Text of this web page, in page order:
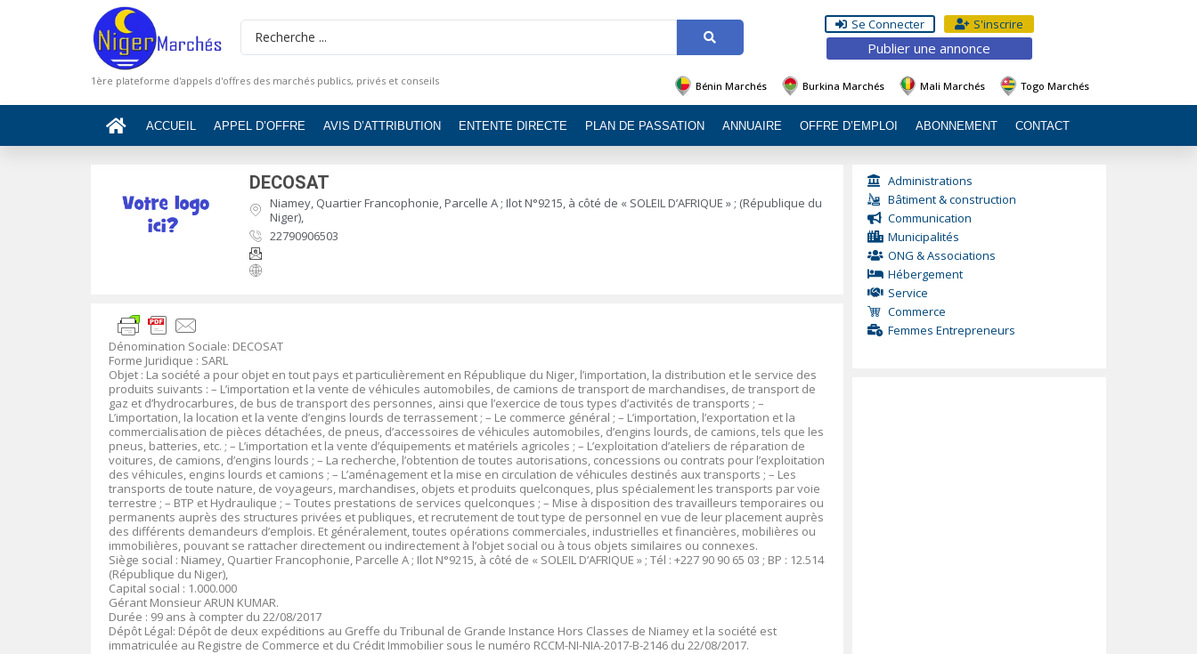
Se Connecter S'inscrire
Publier une annonce
1ère plateforme d'appels d'offres des marchés publics, privés et conseils Bénin Marchés Burkina Marchés Mali Marchés Togo Marchés
ACCUEIL APPEL D’OFFRE AVIS D’ATTRIBUTION ENTENTE DIRECTE PLAN DE PASSATION ANNUAIRE OFFRE D’EMPLOI ABONNEMENT CONTACT
DECOSAT
Niamey, Quartier Francophonie, Parcelle A ; Ilot N°9215, à côté de « SOLEIL D’AFRIQUE » ; (République du
Niger),
22790906503
Dénomination Sociale: DECOSAT
Forme Juridique : SARL
Objet : La société a pour objet en tout pays et particulièrement en République du Niger, l’importation, la distribution et le service des
produits suivants : – L’importation et la vente de véhicules automobiles, de camions de transport de marchandises, de transport de
gaz et d’hydrocarbures, de bus de transport des personnes, ainsi que l’exercice de tous types d’activités de transports ; –
L’importation, la location et la vente d’engins lourds de terrassement ; – Le commerce général ; – L’importation, l’exportation et la
commercialisation de pièces détachées, de pneus, d’accessoires de véhicules automobiles, d’engins lourds, de camions, tels que les
pneus, batteries, etc. ; – L’importation et la vente d’équipements et matériels agricoles ; – L’exploitation d’ateliers de réparation de
voitures, de camions, d’engins lourds ; – La recherche, l’obtention de toutes autorisations, concessions ou contrats pour l’exploitation
des véhicules, engins lourds et camions ; – L’aménagement et la mise en circulation de véhicules destinés aux transports ; – Les
transports de toute nature, de voyageurs, marchandises, objets et produits quelconques, plus spécialement les transports par voie
terrestre ; – BTP et Hydraulique ; – Toutes prestations de services quelconques ; – Mise à disposition des travailleurs temporaires ou
permanents auprès des structures privées et publiques, et recrutement de tout type de personnel en vue de leur placement auprès
des différents demandeurs d’emplois. Et généralement, toutes opérations commerciales, industrielles et financières, mobilières ou
immobilières, pouvant se rattacher directement ou indirectement à l’objet social ou à tous objets similaires ou connexes.
Siège social : Niamey, Quartier Francophonie, Parcelle A ; Ilot N°9215, à côté de « SOLEIL D’AFRIQUE » ; Tél : +227 90 90 65 03 ; BP : 12.514
(République du Niger),
Capital social : 1.000.000
Gérant Monsieur ARUN KUMAR.
Durée : 99 ans à compter du 22/08/2017
Dépôt Légal: Dépôt de deux expéditions au Greffe du Tribunal de Grande Instance Hors Classes de Niamey et la société est
immatriculée au Registre de Commerce et du Crédit Immobilier sous le numéro RCCM-NI-NIA-2017-B-2146 du 22/08/2017.
Administrations
Bâtiment & construction
Communication
Municipalités
ONG & Associations
Hébergement
Service
Commerce
Femmes Entrepreneurs